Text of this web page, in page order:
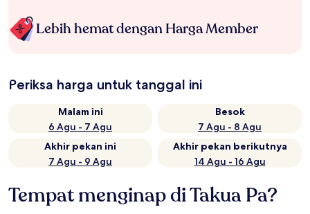
Lebih hemat dengan Harga Member
Periksa harga untuk tanggal ini
Malam ini
6 Agu - 7 Agu
Besok
7 Agu - 8 Agu
Akhir pekan ini
7 Agu - 9 Agu
Akhir pekan berikutnya
14 Agu - 16 Agu
Tempat menginap di Takua Pa?